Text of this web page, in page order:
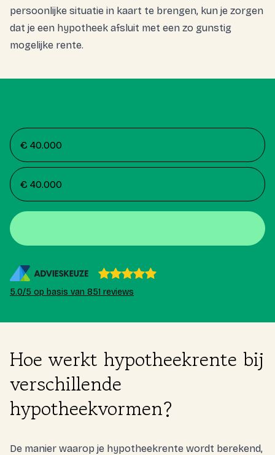
persoonlijke situatie in kaart te brengen, kun je zorgen
dat je een hypotheek afsluit met een zo gunstig
mogelijke rente.
5.0/5 op basis van 851 reviews
Hoe werkt hypotheekrente bij
verschillende
hypotheekvormen?
De manier waarop je hypotheekrente wordt berekend,